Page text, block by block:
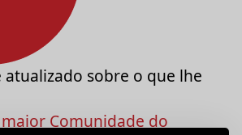
atualizado sobre o que lhe
Comunidade do